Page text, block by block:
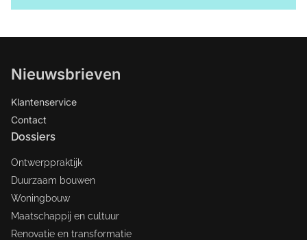
Nieuwsbrieven
Klantenservice
Contact
Dossiers
Ontwerppraktijk
Duurzaam bouwen
Woningbouw
Maatschappij en cultuur
Renovatie en transformatie